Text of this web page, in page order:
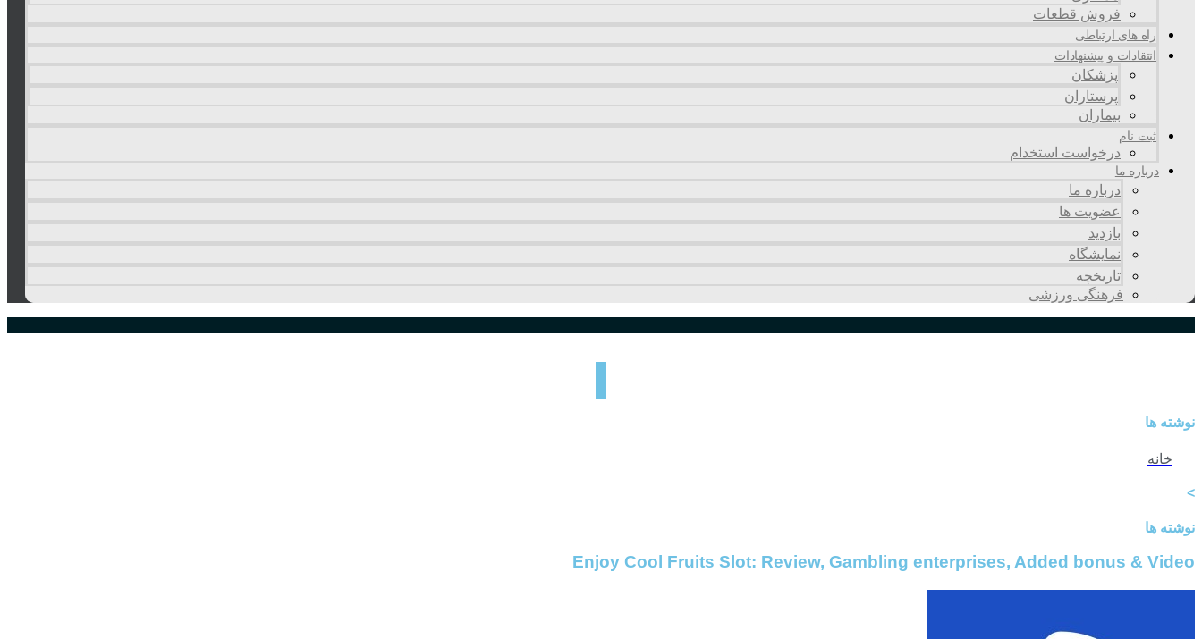
فروش قطعات
راه های ارتباطی
انتقادات و پيشنهادات
پزشكان
پرستاران
بيماران
ثبت نام
درخواست استخدام
درباره ما
درباره ما
عضویت ها
بازدید
نمایشگاه
تاريخچه
فرهنگی ورزشی
نوشته ها
خانه
>
نوشته ها
Enjoy Cool Fruits Slot: Review, Gambling enterprises, Added bonus & Video